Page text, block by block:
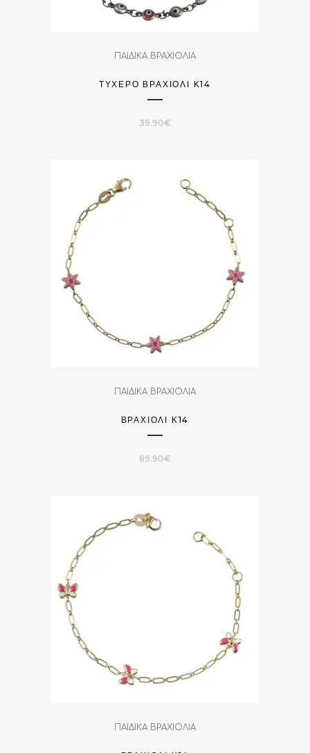
ΠΑΙΔΙΚΑ ΒΡΑΧΙΟΛΙΑ
ΤΥΧΕΡΌ ΒΡΑΧΙΌΛΙ Κ14
39.90€
ΠΑΙΔΙΚΑ ΒΡΑΧΙΟΛΙΑ
ΒΡΑΧΙΌΛΙ Κ14
89.90€
ΠΑΙΔΙΚΑ ΒΡΑΧΙΟΛΙΑ